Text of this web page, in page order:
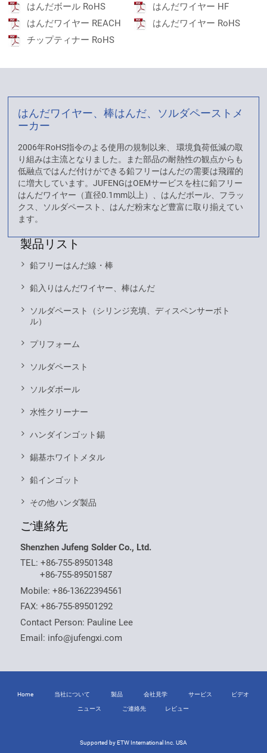
はんだボール RoHS
はんだワイヤー HF
はんだワイヤー REACH
はんだワイヤー RoHS
チップティナー RoHS
はんだワイヤー、棒はんだ、ソルダペーストメ
ーカー
2006年RoHS指令のよる使用の規制以来、 環境負荷低減の取
り組みは主流となりました。また部品の耐熱性の観点からも
低融点ではんだ付けができる鉛フリーはんだの需要は飛躍的
に増大しています。JUFENGはOEMサービスを柱に鉛フリー
はんだワイヤー（直径0.1mm以上）、はんだボール、フラッ
クス、ソルダペースト、はんだ粉末など豊富に取り揃えてい
ます。
製品リスト
鉛フリーはんだ線・棒
鉛入りはんだワイヤー、棒はんだ
ソルダペースト（シリンジ充填、ディスペンサーボト
ル）
プリフォーム
ソルダペースト
ソルダボール
水性クリーナー
ハンダインゴット錫
錫基ホワイトメタル
鉛インゴット
その他ハンダ製品
ご連絡先
Shenzhen Jufeng Solder Co., Ltd.
TEL:+86-755-89501348
+86-755-89501587
Mobile:+86-13622394561
FAX: +86-755-89501292
Contact Person: Pauline Lee
Email: info@jufengxi.com
Home 当社について 製品 会社見学 サービス ビデオ
ニュース ご連絡先 レビュー
Supported by ETW International Inc. USA